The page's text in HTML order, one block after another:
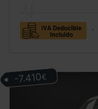
-7.410€